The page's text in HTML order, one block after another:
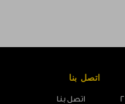
اتصل بنا
اتصل بنا